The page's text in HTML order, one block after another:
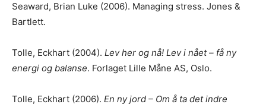
Seaward, Brian Luke (2006). Managing stress. Jones &
Bartlett.
Tolle, Eckhart (2004). Lev her og nå! Lev i nået – få ny
energi og balanse. Forlaget Lille Måne AS, Oslo.
Tolle, Eckhart (2006). En ny jord – Om å ta det indre